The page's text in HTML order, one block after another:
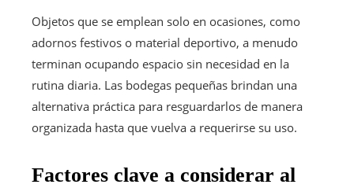
Objetos que se emplean solo en ocasiones, como
adornos festivos o material deportivo, a menudo
terminan ocupando espacio sin necesidad en la
rutina diaria. Las bodegas pequeñas brindan una
alternativa práctica para resguardarlos de manera
organizada hasta que vuelva a requerirse su uso.
Factores clave a considerar al